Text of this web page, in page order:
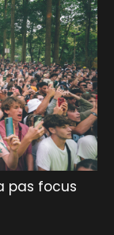
pas focus